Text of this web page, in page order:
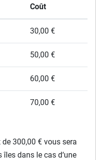
Coût
30,00 €
50,00 €
60,00 €
70,00 €
300,00 € vous sera
dans le cas d‘une